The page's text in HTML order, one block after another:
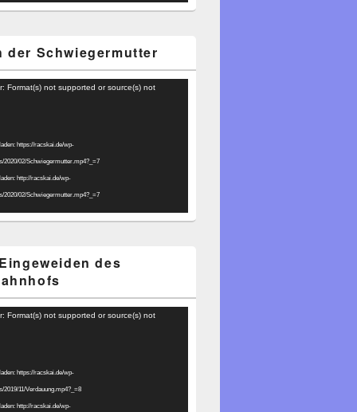
der Schwiegermutter
Format(s) not supported or source(s) not
https://racskai.de/wp-
2020/02/Schwiegermutter.mp4?_=7
http://racskai.de/wp-
2020/02/Schwiegermutter.mp4?_=7
des
Format(s) not supported or source(s) not
https://racskai.de/wp-
2019/11/Verdauung.mp4?_=8
http://racskai.de/wp-